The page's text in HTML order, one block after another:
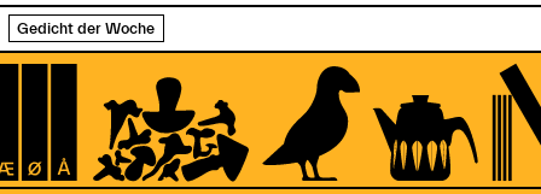
Gedicht der Woche